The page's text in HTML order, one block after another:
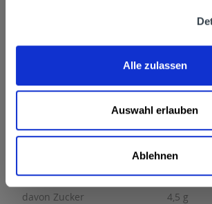
Alle zulassen
Auswahl erlauben
Ablehnen
Bad Dürrheimer, 78073 Bad Dürrheim/
Brennwert 20 kcal / 84 kJ Fett 0 g davon
g Kohlenhydrate...mehr
20 kcal /
Fett
0 g
davon gesättigte Fettsäuren
0 g
Kohlenhydrate
4,5 g
davon Zucker
4,5 g